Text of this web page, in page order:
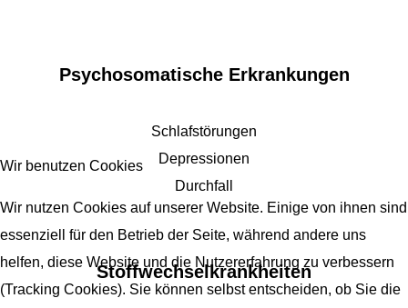
Psychosomatische Erkrankungen
Schlafstörungen
Depressionen
Durchfall
Stoffwechselkrankheiten
Wir benutzen Cookies
Wir nutzen Cookies auf unserer Website. Einige von ihnen sind
essenziell für den Betrieb der Seite, während andere uns
helfen, diese Website und die Nutzererfahrung zu verbessern
(Tracking Cookies). Sie können selbst entscheiden, ob Sie die